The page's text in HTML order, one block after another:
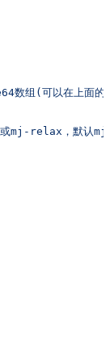
数组(可以在上面
mj-relax，默认